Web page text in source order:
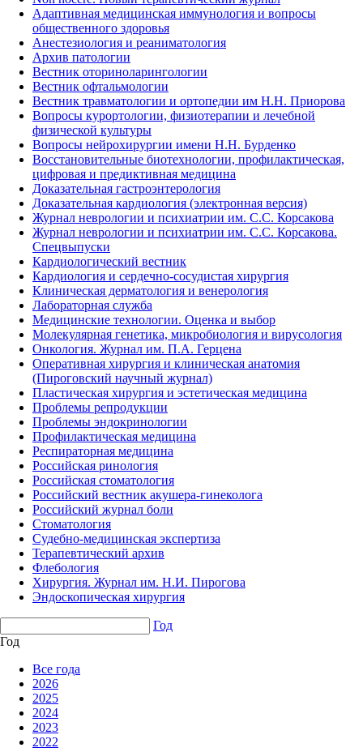
Адаптивная медицинская иммунология и вопросы
общественного здоровья
Анестезиология и реаниматология
Архив патологии
Вестник оториноларингологии
Вестник офтальмологии
Вестник травматологии и ортопедии им Н.Н. Приорова
Вопросы курортологии, физиотерапии и лечебной
физической культуры
Вопросы нейрохирургии имени Н.Н. Бурденко
Восстановительные биотехнологии, профилактическая,
цифровая и предиктивная медицина
Доказательная гастроэнтерология
Доказательная кардиология (электронная версия)
Журнал неврологии и психиатрии им. С.С. Корсакова
Журнал неврологии и психиатрии им. С.С. Корсакова.
Спецвыпуски
Кардиологический вестник
Кардиология и сердечно-сосудистая хирургия
Клиническая дерматология и венерология
Лабораторная служба
Медицинские технологии. Оценка и выбор
Молекулярная генетика, микробиология и вирусология
Онкология. Журнал им. П.А. Герцена
Оперативная хирургия и клиническая анатомия
(Пироговский научный журнал)
Пластическая хирургия и эстетическая медицина
Проблемы репродукции
Проблемы эндокринологии
Профилактическая медицина
Респираторная медицина
Российская ринология
Российская стоматология
Российский вестник акушера-гинеколога
Российский журнал боли
Стоматология
Судебно-медицинская экспертиза
Терапевтический архив
Флебология
Хирургия. Журнал им. Н.И. Пирогова
Эндоскопическая хирургия
Год
Год
Все года
2026
2025
2024
2023
2022